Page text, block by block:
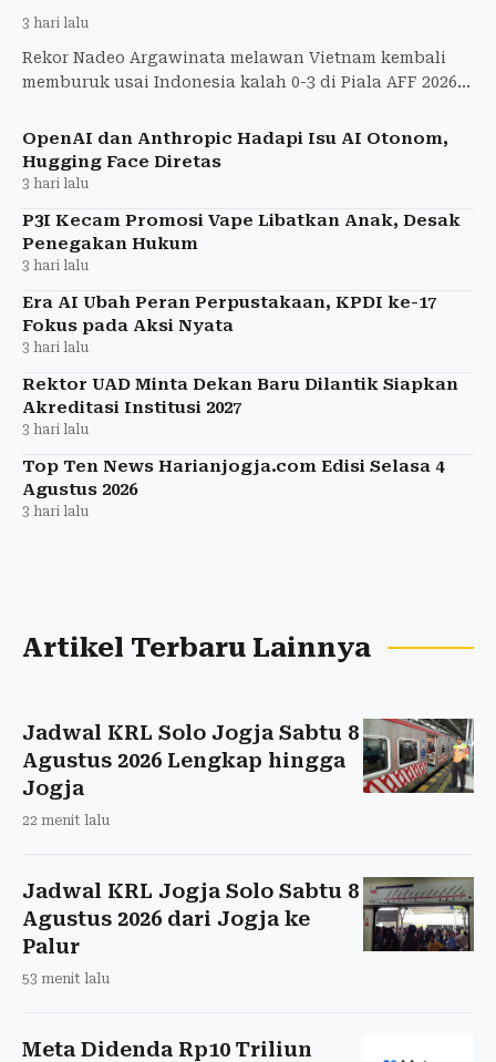
3 hari lalu
Rekor Nadeo Argawinata melawan Vietnam kembali
memburuk usai Indonesia kalah 0-3 di Piala AFF 2026.
OpenAI dan Anthropic Hadapi Isu AI Otonom,
Hugging Face Diretas
3 hari lalu
P3I Kecam Promosi Vape Libatkan Anak, Desak
Penegakan Hukum
3 hari lalu
Era AI Ubah Peran Perpustakaan, KPDI ke-17
Fokus pada Aksi Nyata
3 hari lalu
Rektor UAD Minta Dekan Baru Dilantik Siapkan
Akreditasi Institusi 2027
3 hari lalu
Top Ten News Harianjogja.com Edisi Selasa 4
Agustus 2026
3 hari lalu
Artikel Terbaru Lainnya
Jadwal KRL Solo Jogja Sabtu 8
Agustus 2026 Lengkap hingga
Jogja
22 menit lalu
Jadwal KRL Jogja Solo Sabtu 8
Agustus 2026 dari Jogja ke
Palur
53 menit lalu
Meta Didenda Rp10 Triliun